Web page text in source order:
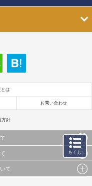
は
お問い合わせ
方針
画像データ等）及びこれらの配置・
次利用を行うことは固く禁じており
提出された見解・感想です。
て
もくじ